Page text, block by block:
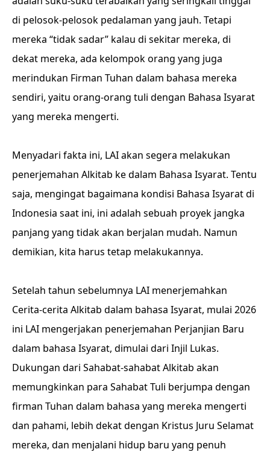
di pelosok-pelosok pedalaman yang jauh. Tetapi
mereka “tidak sadar” kalau di sekitar mereka, di
dekat mereka, ada kelompok orang yang juga
merindukan Firman Tuhan dalam bahasa mereka
sendiri, yaitu orang-orang tuli dengan Bahasa Isyarat
yang mereka mengerti.
Menyadari fakta ini, LAI akan segera melakukan
penerjemahan Alkitab ke dalam Bahasa Isyarat. Tentu
saja, mengingat bagaimana kondisi Bahasa Isyarat di
Indonesia saat ini, ini adalah sebuah proyek jangka
panjang yang tidak akan berjalan mudah. Namun
demikian, kita harus tetap melakukannya.
Setelah tahun sebelumnya LAI menerjemahkan
Cerita-cerita Alkitab dalam bahasa Isyarat, mulai 2026
ini LAI mengerjakan penerjemahan Perjanjian Baru
dalam bahasa Isyarat, dimulai dari Injil Lukas.
Dukungan dari Sahabat-sahabat Alkitab akan
memungkinkan para Sahabat Tuli berjumpa dengan
firman Tuhan dalam bahasa yang mereka mengerti
dan pahami, lebih dekat dengan Kristus Juru Selamat
mereka, dan menjalani hidup baru yang penuh